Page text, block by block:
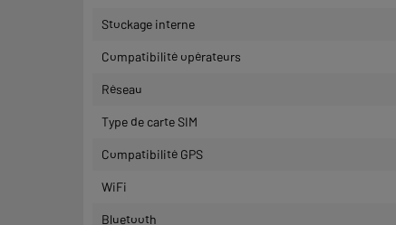
Stockage interne
Compatibilité opérateurs
Réseau
Type de carte SIM
Compatibilité GPS
WiFi
Bluetooth